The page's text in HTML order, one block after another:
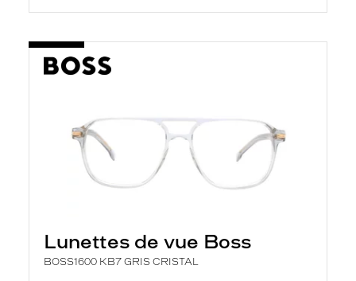
Lunettes de vue Boss
BOSS1600 KB7 GRIS CRISTAL